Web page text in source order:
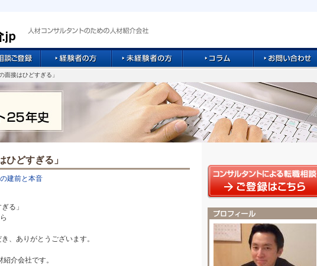
面接はひどすぎる」
ひどすぎる」
建前と本音
る」
、ありがとうございます。
介会社です。